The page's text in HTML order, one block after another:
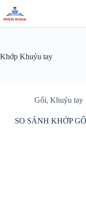
đến
phần
nội
Khớp Khuỷu tay
Gối, Khuỷu tay
SO SÁNH KHỚP